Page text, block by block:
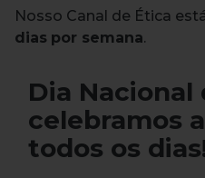
Nosso Canal de Ética
dias por semana.
Dia Nacional
celebramos
todos os